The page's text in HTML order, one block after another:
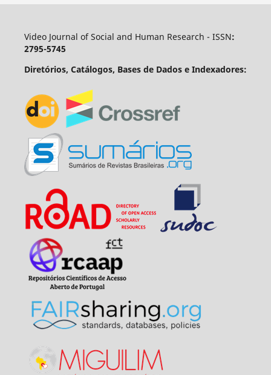
Video Journal of Social and Human Research - ISSN:
2795-5745
Diretórios, Catálogos, Bases de Dados e Indexadores: